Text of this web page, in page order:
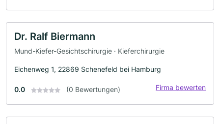
Dr. Ralf Biermann
Mund-Kiefer-Gesichtschirurgie · Kieferchirurgie
Eichenweg 1, 22869 Schenefeld bei Hamburg
0.0 (0 Bewertungen) Firma bewerten